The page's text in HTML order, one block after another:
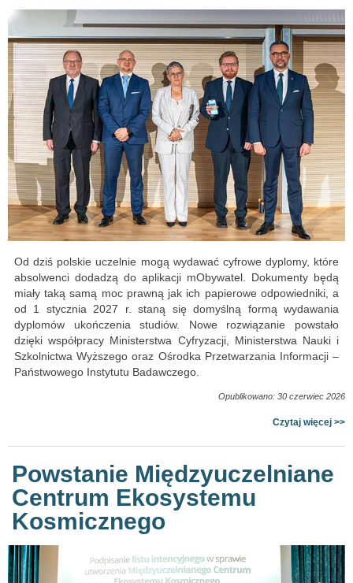
Od dziś polskie uczelnie mogą wydawać cyfrowe dyplomy, które
absolwenci dodadzą do aplikacji mObywatel. Dokumenty będą
miały taką samą moc prawną jak ich papierowe odpowiedniki, a
od 1 stycznia 2027 r. staną się domyślną formą wydawania
dyplomów ukończenia studiów. Nowe rozwiązanie powstało
dzięki współpracy Ministerstwa Cyfryzacji, Ministerstwa Nauki i
Szkolnictwa Wyższego oraz Ośrodka Przetwarzania Informacji –
Państwowego Instytutu Badawczego.
Opublikowano: 30 czerwiec 2026
Czytaj więcej >>
Powstanie Międzyuczelniane
Centrum Ekosystemu
Kosmicznego